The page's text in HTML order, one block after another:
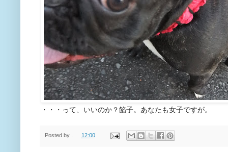
・・・って、いいのか？餡子。あなたも女子ですが。
Posted by 12:00